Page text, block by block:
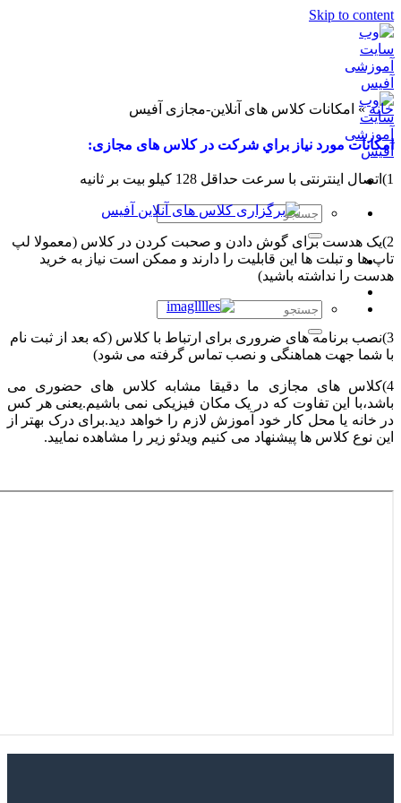
Skip to
امکانات کلاس های آنلاین-مجازی آفیس
مورد نياز براي شرکت در کلاس های مجازی:
هدست برای گوش دادن و صحبت کردن در کلاس (معمولا لپ
و تبلت ها این قابلیت را دارند و ممکن است نیاز به خرید
نداشته باشید)
برنامه های ضروری برای ارتباط با کلاس (که بعد از ثبت نام
جهت هماهنگی و نصب تماس گرفته می شود)
های مجازی ما دقیقا مشابه کلاس های حضوری می
این تفاوت که در یک مکان فیزیکی نمی باشیم.یعنی هر کس
یا محل کار خود آموزش لازم را خواهد دید.برای درک بهتر از
کلاس ها پیشنهاد می کنیم ویدئو زیر را مشاهده نمایید.